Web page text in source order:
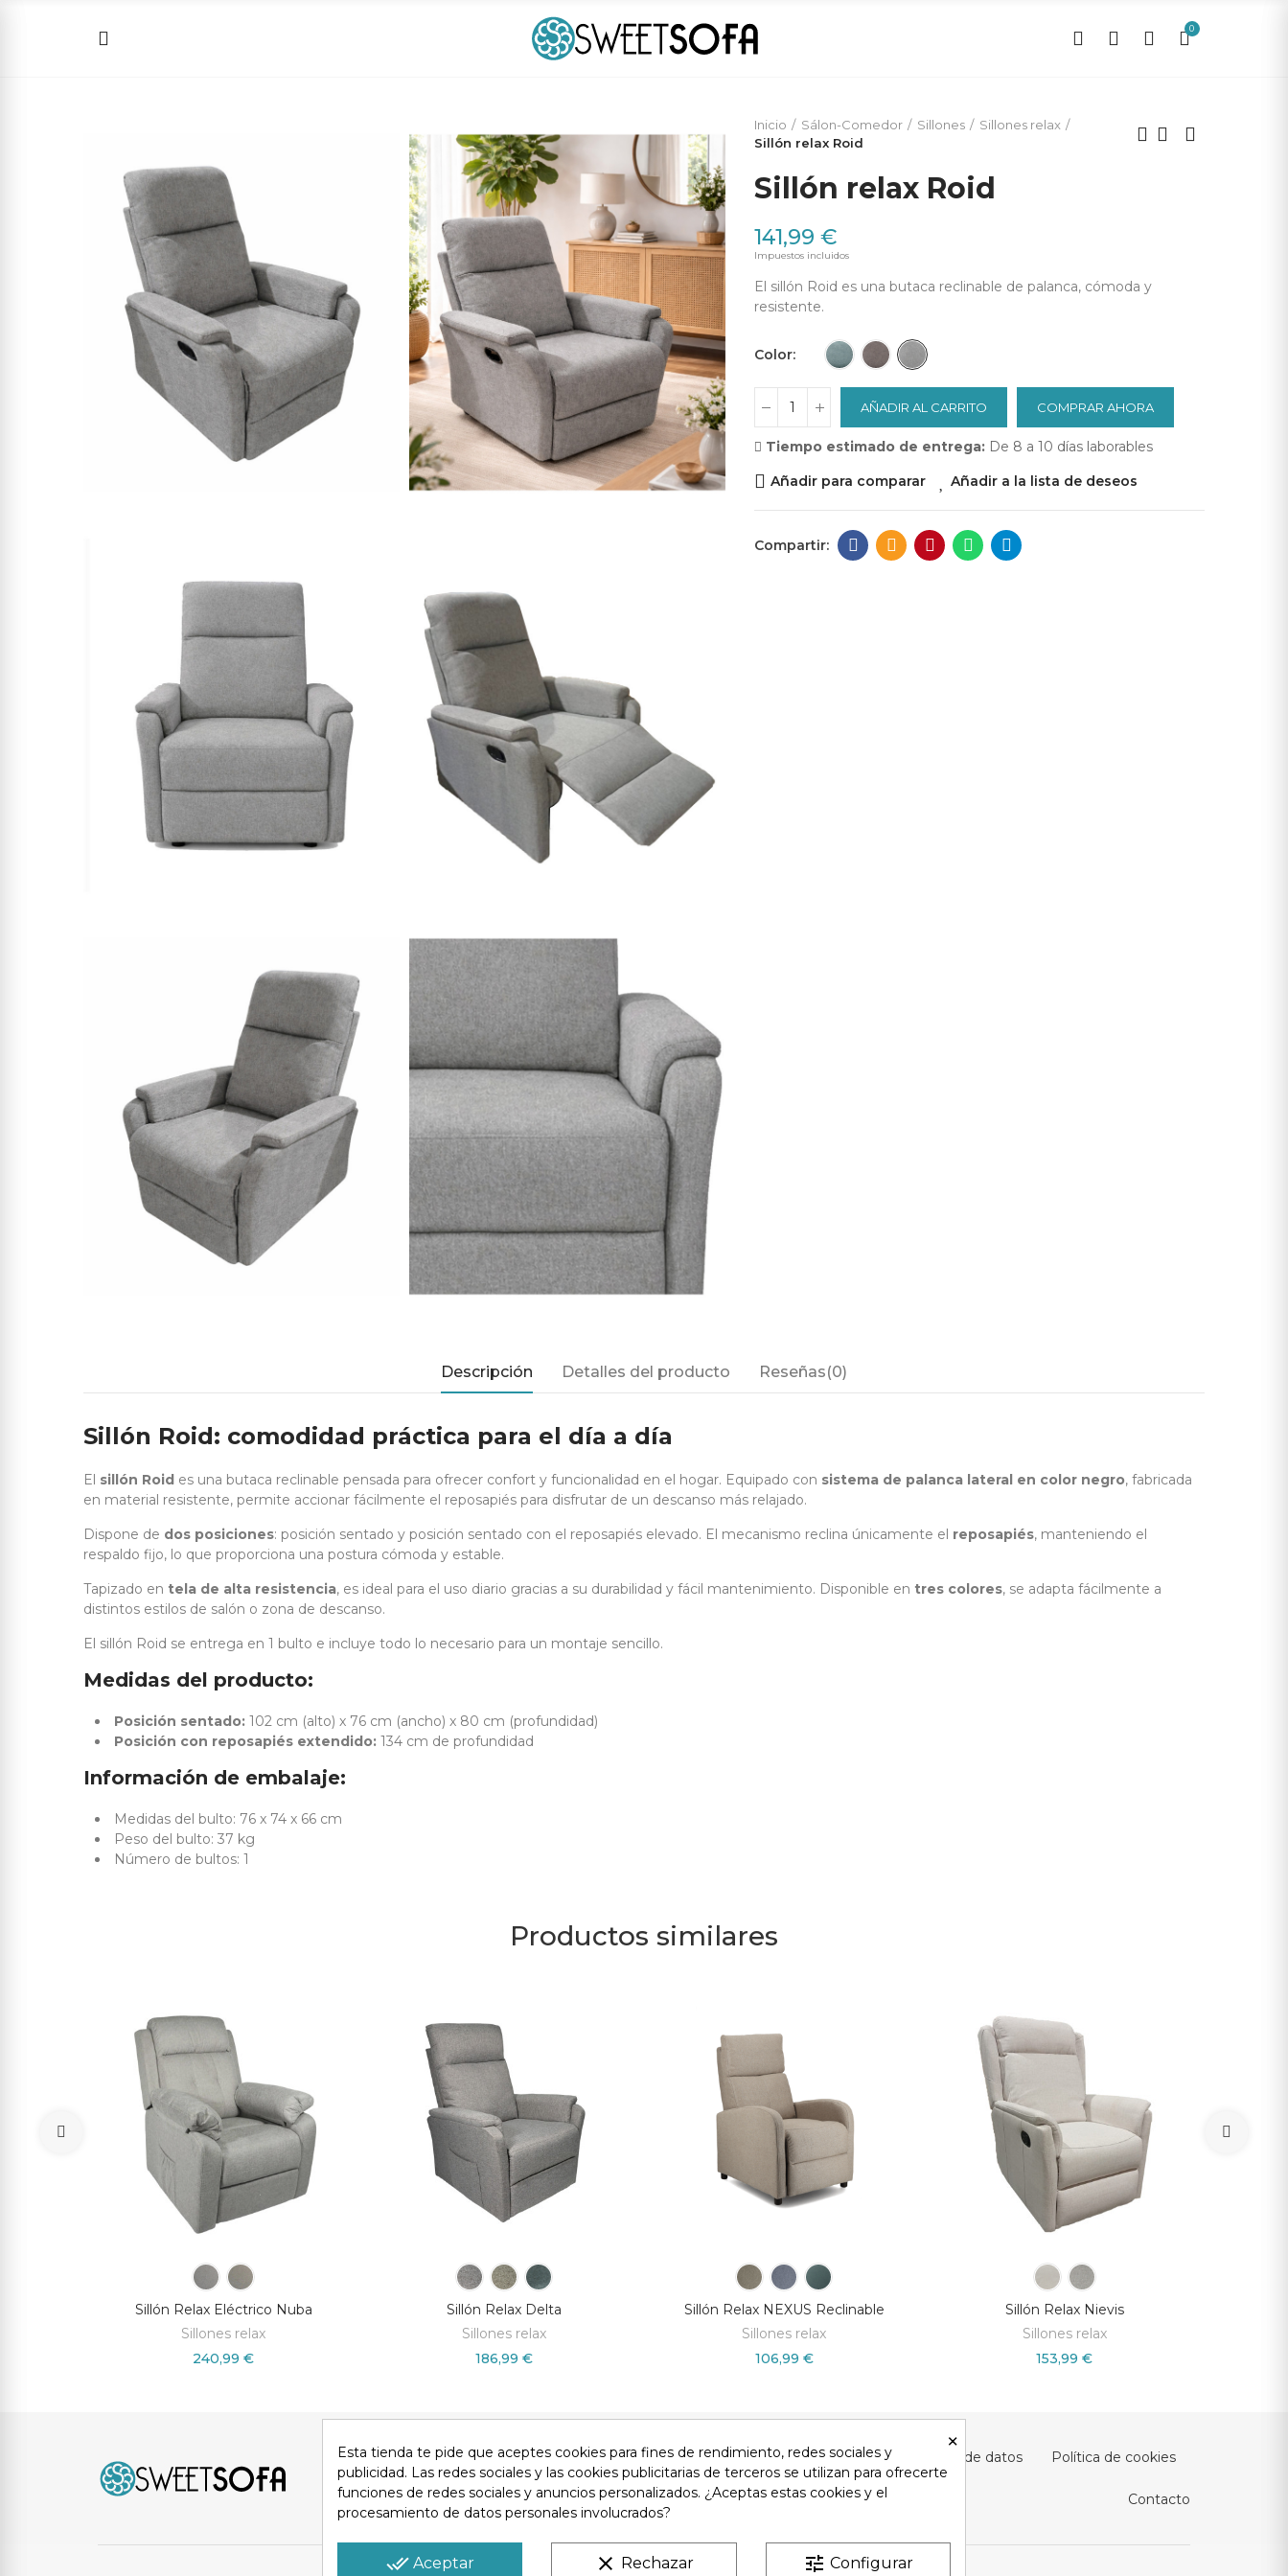
0
Inicio Sálon-Comedor Sillones
Sillones relax
Sillón relax Roid
Sillón relax Roid
141,99 €
Impuestos incluidos
El sillón Roid es una butaca reclinable de palanca, cómoda y
resistente.
Color
AÑADIR AL CARRITO COMPRAR AHORA
Tiempo estimado de entrega: De 8 a 10 días laborables
Añadir para comparar
Añadir a la lista de deseos
Descripción Detalles del producto Reseñas(0)
Sillón Roid: comodidad práctica para el día a día
El sillón Roid es una butaca reclinable pensada para ofrecer confort y funcionalidad en el hogar. Equipado con sistema de palanca lateral en color negro, fabricada
en material resistente, permite accionar fácilmente el reposapiés para disfrutar de un descanso más relajado.
Dispone de dos posiciones: posición sentado y posición sentado con el reposapiés elevado. El mecanismo reclina únicamente el reposapiés, manteniendo el
respaldo fijo, lo que proporciona una postura cómoda y estable.
Tapizado en tela de alta resistencia, es ideal para el uso diario gracias a su durabilidad y fácil mantenimiento. Disponible en tres colores, se adapta fácilmente a
distintos estilos de salón o zona de descanso.
El sillón Roid se entrega en 1 bulto e incluye todo lo necesario para un montaje sencillo.
Medidas del producto:
Posición sentado: 102 cm (alto) x 76 cm (ancho) x 80 cm (profundidad)
Posición con reposapiés extendido: 134 cm de profundidad
Información de embalaje:
Medidas del bulto: 76 x 74 x 66 cm
Peso del bulto: 37 kg
Número de bultos: 1
Productos similares
Sillón Relax Eléctrico Nuba
Sillones relax
240,99 €
Sillón Relax Delta
Sillones relax
186,99 €
Sillón Relax NEXUS Reclinable
Sillones relax
106,99 €
Sillón Relax Nievis
Sillones relax
153,99 €
Aviso legal Devoluciones Condiciones generales Privacidad y protección de datos Política de cookies
Contacto
×
Esta tienda te pide que aceptes cookies para fines de rendimiento, redes sociales y
publicidad. Las redes sociales y las cookies publicitarias de terceros se utilizan para ofrecerte
funciones de redes sociales y anuncios personalizados. ¿Aceptas estas cookies y el
procesamiento de datos personales involucrados?
done_all Aceptar clear Rechazar tune Configurar